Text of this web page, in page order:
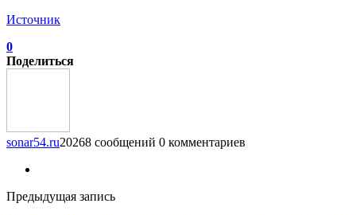
Источник
0
Поделиться
sonar54.ru20268 сообщений 0 комментариев
Предыдущая запись